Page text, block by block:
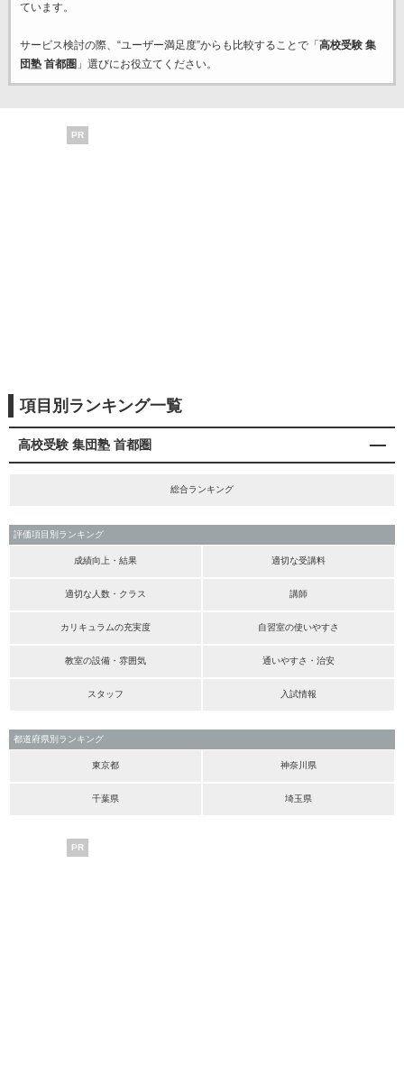
ています。
サービス検討の際、“ユーザー満足度”からも比較することで「 高校受験 集
団塾 首都圏 」選びにお役立てください。
PR
項目別ランキング一覧
高校受験 集団塾 首都圏
総合ランキング
評価項目別ランキング
成績向上・結果 適切な受講料
適切な人数・クラス 講師
カリキュラムの充実度 自習室の使いやすさ
教室の設備・雰囲気 通いやすさ・治安
スタッフ 入試情報
都道府県別ランキング
東京都 神奈川県
千葉県 埼玉県
PR